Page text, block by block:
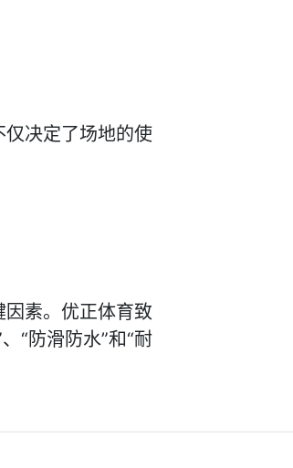
决定了场地的使
素。优正体育致
“防滑防水”和“耐